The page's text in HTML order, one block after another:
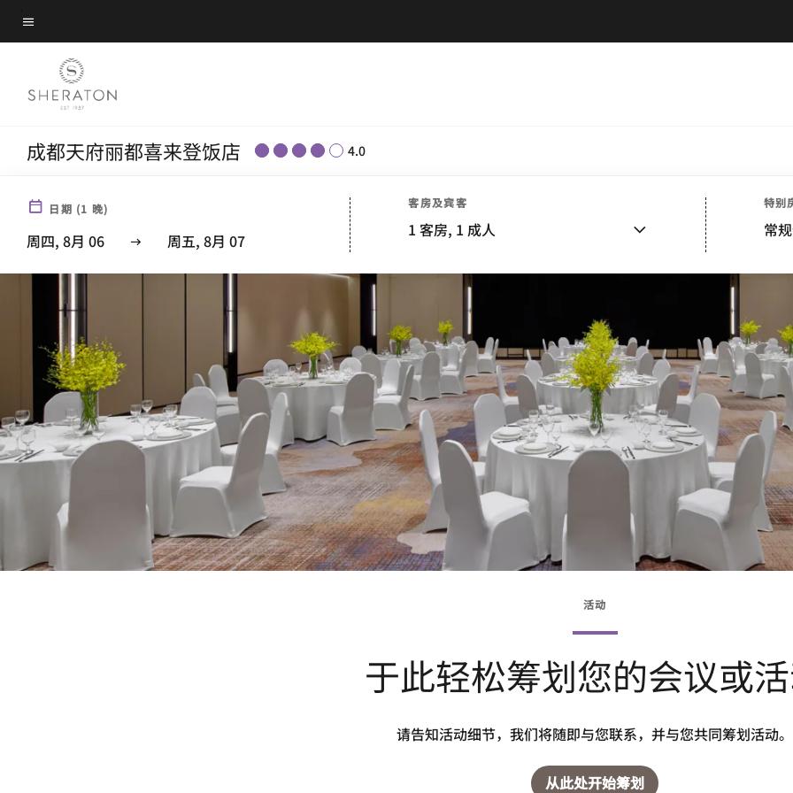
Skip
to
content
菜单文本
成都天府丽都喜来登饭店 4.0
日期 (1 晚)
周四, 8月 06 周五, 8月 07
客房及宾客
1 客房, 1 成人
特别
常
活动
于此轻松筹划您的会议或
请告知活动细节，我们将随即与您联系，并与您共同筹划活动。
从此处开始筹划